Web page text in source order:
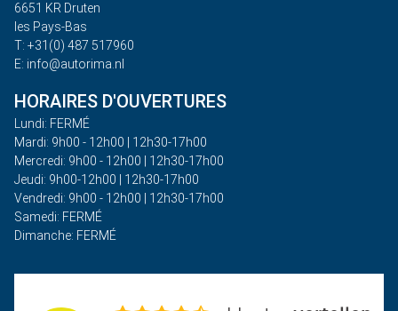
6651 KR Druten
les Pays-Bas
T: +31(0) 487 517960
E: info@autorima.nl
HORAIRES D'OUVERTURES
Lundi: FERMÉ
Mardi: 9h00 - 12h00 | 12h30-17h00
Mercredi: 9h00 - 12h00 | 12h30-17h00
Jeudi: 9h00-12h00 | 12h30-17h00
Vendredi: 9h00 - 12h00 | 12h30-17h00
Samedi: FERMÉ
Dimanche: FERMÉ